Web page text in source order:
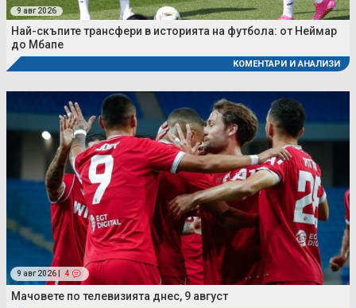
9 авг 2026
Най-скъпите трансфери в историята на футбола: от Неймар
до Мбапе
КОМЕНТАРИ И АНАЛИЗИ
9 авг 2026 | 4
Мачовете по телевизията днес, 9 август